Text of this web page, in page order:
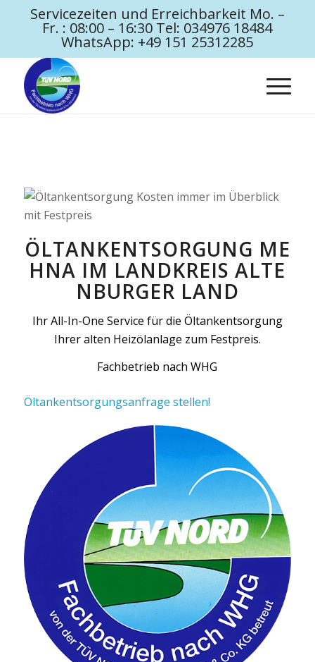
Servicezeiten und Erreichbarkeit Mo. –
Fr. : 08:00 – 16:30 Tel: 034976 18484
WhatsApp: +49 151 25312285
ÖLTANKENTSORGUNG ME
HNA IM LANDKREIS ALTE
NBURGER LAND
Ihr All-In-One Service für die Öltankentsorgung
Ihrer alten Heizölanlage zum Festpreis.
Fachbetrieb nach WHG
Öltankentsorgungsanfrage stellen!